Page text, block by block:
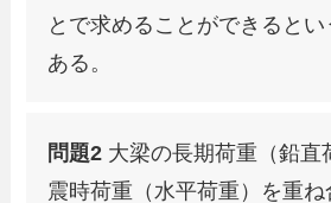
とで求めることができると
ある。
問題2 大梁の長期荷重（鉛直
震時荷重（水平荷重）を重ね